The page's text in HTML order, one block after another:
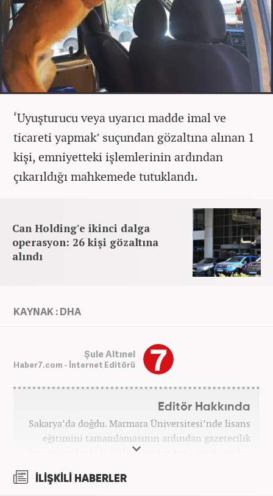
‘Uyuşturucu veya uyarıcı madde imal ve
ticareti yapmak’ suçundan gözaltına alınan 1
kişi, emniyetteki işlemlerinin ardından
çıkarıldığı mahkemede tutuklandı.
Can Holding'e ikinci dalga
operasyon: 26 kişi gözaltına
alındı
KAYNAK : DHA
Şule Altınel
Haber7.com - İnternet Editörü
Editör Hakkında
Sakarya’da doğdu. Marmara Üniversitesi’nde lisans
eğitimini tamamlamasının ardından gazetecilik
kariyerine başladı. 2016 yılından beri çeşitli medya
itibaren Haber7’de ‘gündem editörü’ olarak
İLİŞKİLİ HABERLER